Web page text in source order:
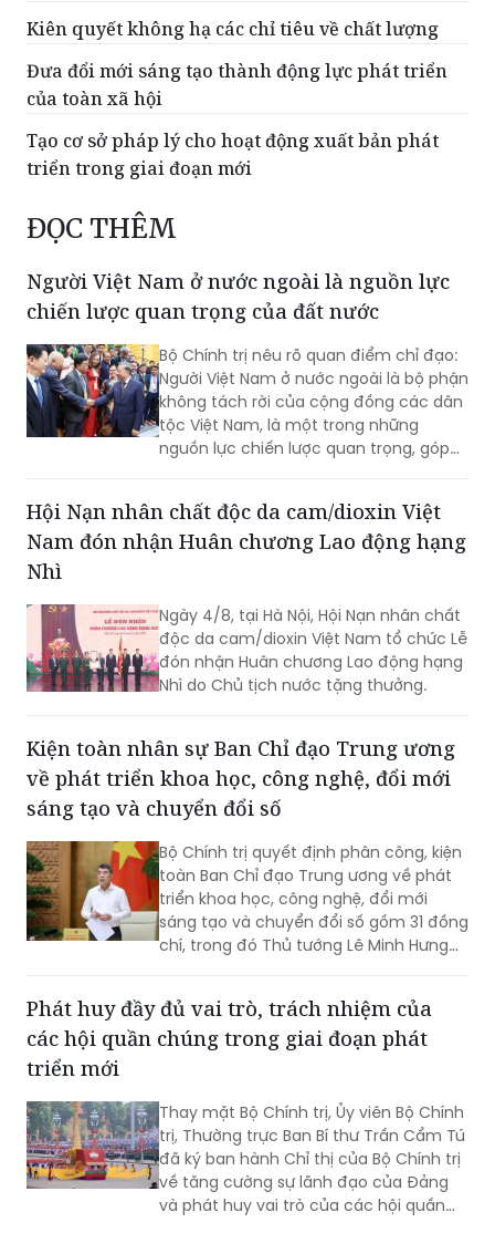
Kiên quyết không hạ các chỉ tiêu về chất lượng
Đưa đổi mới sáng tạo thành động lực phát triển
của toàn xã hội
Tạo cơ sở pháp lý cho hoạt động xuất bản phát
triển trong giai đoạn mới
ĐỌC THÊM
Người Việt Nam ở nước ngoài là nguồn lực
chiến lược quan trọng của đất nước
Bộ Chính trị nêu rõ quan điểm chỉ đạo:
Người Việt Nam ở nước ngoài là bộ phận
không tách rời của cộng đồng các dân
tộc Việt Nam, là một trong những
nguồn lực chiến lược quan trọng, góp
thế giới...
Hội Nạn nhân chất độc da cam/dioxin Việt
Nam đón nhận Huân chương Lao động hạng
Nhì
Ngày 4/8, tại Hà Nội, Hội Nạn nhân chất
độc da cam/dioxin Việt Nam tổ chức Lễ
đón nhận Huân chương Lao động hạng
Nhì do Chủ tịch nước tặng thưởng.
Kiện toàn nhân sự Ban Chỉ đạo Trung ương
về phát triển khoa học, công nghệ, đổi mới
sáng tạo và chuyển đổi số
Bộ Chính trị quyết định phân công, kiện
toàn Ban Chỉ đạo Trung ương về phát
triển khoa học, công nghệ, đổi mới
sáng tạo và chuyển đổi số gồm 31 đồng
chí, trong đó Thủ tướng Lê Minh Hưng
Phát huy đầy đủ vai trò, trách nhiệm của
các hội quần chúng trong giai đoạn phát
triển mới
Thay mặt Bộ Chính trị, Ủy viên Bộ Chính
trị, Thường trực Ban Bí thư Trần Cẩm Tú
đã ký ban hành Chỉ thị của Bộ Chính trị
về tăng cường sự lãnh đạo của Đảng
và phát huy vai trò của các hội quần